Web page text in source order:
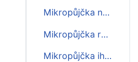
Mikropůjčka nonstop
Mikropůjčka rychle
Mikropůjčka ihned na bankovní účet